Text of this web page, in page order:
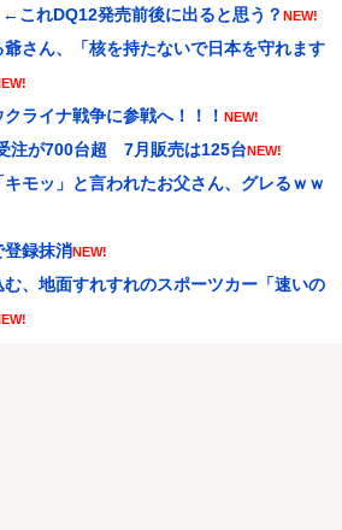
←これDQ12発売前後に出ると思う？ NEW!
さん、「核を持たないで日本を守れます
クライナ戦争に参戦へ！！！ NEW!
注が700台超 7月販売は125台NEW!
キモッ」と言われたお父さん、グレるｗｗ
登録抹消NEW!
、地面すれすれのスポーツカー「速いの